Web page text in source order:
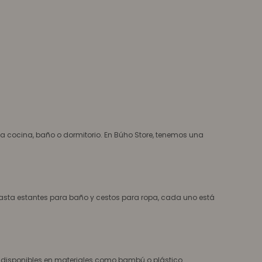
baño o dormitorio. En Búho Store, tenemos una
estantes para baño y cestos para ropa, cada uno está
en materiales como bambú o plástico.